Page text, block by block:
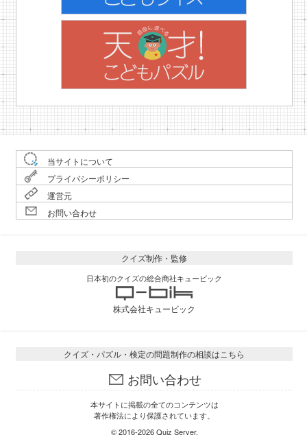
当サイトについて
プライバシーポリシー
運営元
お問い合わせ
クイズ制作・監修
日本初のクイズの総合商社キュービック
株式会社キュービック
クイズ・パズル・検定の問題制作の相談はこちら
お問い合わせ
本サイトに掲載の全てのコンテンツは
著作権法により保護されています。
© 2016-2026Quiz Server.